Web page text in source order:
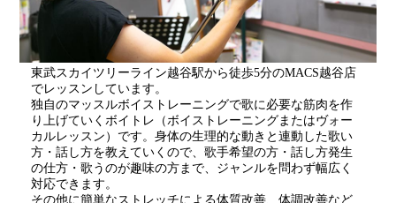
東武スカイツリーライン越谷駅から徒歩5分のMACS越谷店
でレッスンしています。
独自のマッスルボイストレーニングで歌に必要な筋肉を作
り上げていくボイトレ（ボイストレーニングまたはヴォー
カルレッスン）です。身体の生理的な動きと連動した歌い
方・話し方を教えていくので、歌手希望の方・話し方発生
の仕方・歌うのが趣味の方まで、ジャンルを問わず幅広く
対応できます。
その他に簡単なストレッチによる体質改善、体調改善など